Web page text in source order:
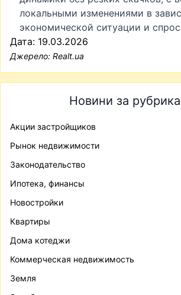
локальными изменениями в
экономической ситуации и
Дата: 19.03.2026
Джерело: Realt.ua
Новини за
Акции застройщиков
Рынок недвижимости
Законодательство
Ипотека, финансы
Новостройки
Квартиры
Дома котеджи
Коммерческая недвижимость
Земля